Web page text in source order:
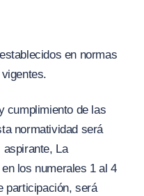
en normas
cumplimiento de las
normatividad será
aspirante, La
los numerales 1 al 4
participación, será